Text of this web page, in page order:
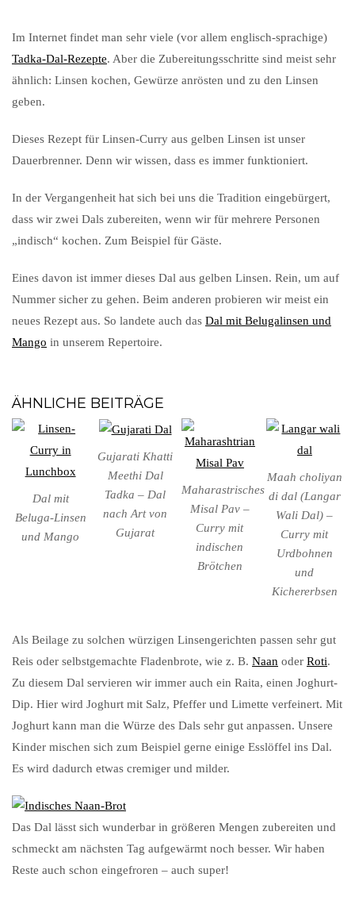
Im Internet findet man sehr viele (vor allem englisch-sprachige)
Tadka-Dal-Rezepte. Aber die Zubereitungsschritte sind meist sehr
ähnlich: Linsen kochen, Gewürze anrösten und zu den Linsen
geben.
Dieses Rezept für Linsen-Curry aus gelben Linsen ist unser
Dauerbrenner. Denn wir wissen, dass es immer funktioniert.
In der Vergangenheit hat sich bei uns die Tradition eingebürgert,
dass wir zwei Dals zubereiten, wenn wir für mehrere Personen
„indisch“ kochen. Zum Beispiel für Gäste.
Eines davon ist immer dieses Dal aus gelben Linsen. Rein, um auf
Nummer sicher zu gehen. Beim anderen probieren wir meist ein
neues Rezept aus. So landete auch das Dal mit Belugalinsen und
Mango in unserem Repertoire.
ÄHNLICHE BEITRÄGE
Dal mit
Beluga-Linsen
und Mango
Gujarati Khatti
Meethi Dal
Tadka – Dal
nach Art von
Gujarat
Maharastrisches
Misal Pav –
Curry mit
indischen
Brötchen
Maah choliyan
di dal (Langar
Wali Dal) –
Curry mit
Urdbohnen
und
Kichererbsen
Als Beilage zu solchen würzigen Linsengerichten passen sehr gut
Reis oder selbstgemachte Fladenbrote, wie z. B. Naan oder Roti.
Zu diesem Dal servieren wir immer auch ein Raita, einen Joghurt-
Dip. Hier wird Joghurt mit Salz, Pfeffer und Limette verfeinert. Mit
Joghurt kann man die Würze des Dals sehr gut anpassen. Unsere
Kinder mischen sich zum Beispiel gerne einige Esslöffel ins Dal.
Es wird dadurch etwas cremiger und milder.
Das Dal lässt sich wunderbar in größeren Mengen zubereiten und
schmeckt am nächsten Tag aufgewärmt noch besser. Wir haben
Reste auch schon eingefroren – auch super!